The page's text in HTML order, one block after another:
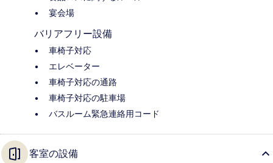
宴会場
バリアフリー設備
車椅子対応
エレベーター
車椅子対応の通路
車椅子対応の駐車場
バスルーム緊急連絡用コード
客室の設備